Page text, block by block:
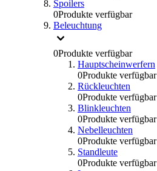
Spoilers
0Produkte verfügbar
Beleuchtung
0Produkte verfügbar
Hauptscheinwerfern
0Produkte verfügbar
Rückleuchten
0Produkte verfügbar
Blinkleuchten
0Produkte verfügbar
Nebelleuchten
0Produkte verfügbar
Standleute
0Produkte verfügbar